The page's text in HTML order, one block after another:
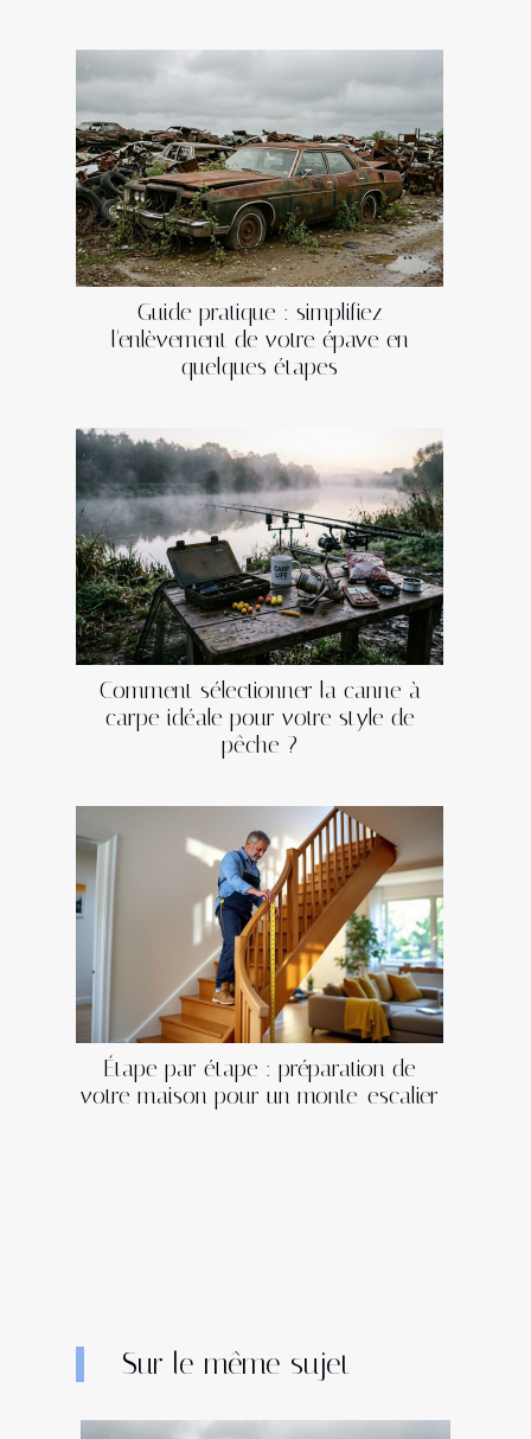
Guide pratique : simplifiez
l'enlèvement de votre épave en
quelques étapes
Comment sélectionner la canne à
carpe idéale pour votre style de
pêche ?
Étape par étape : préparation de
votre maison pour un monte-escalier
Sur le même sujet